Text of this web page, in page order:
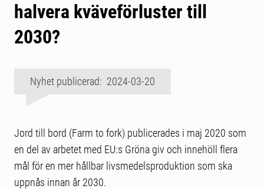
halvera kväveförluster till
2030?
Nyhet publicerad: 2024-03-20
Jord till bord (Farm to fork) publicerades i maj 2020 som
en del av arbetet med EU:s Gröna giv och innehöll flera
mål för en mer hållbar livsmedelsproduktion som ska
uppnås innan år 2030.